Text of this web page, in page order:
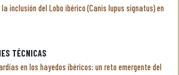
la inclusión del Lobo ibérico (Canis lupus signatus) en
TÉCNICAS
en los hayedos ibéricos: un reto emergente del